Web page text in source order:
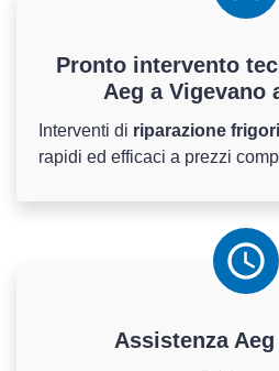
Pronto intervento
Aeg a Vigevano
Interventi di riparazione
rapidi ed efficaci a prezzi
Assistenza Aeg